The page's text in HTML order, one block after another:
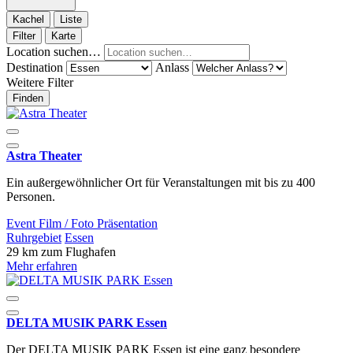
Kachel
Liste
Filter
Karte
Location suchen…
Destination
Anlass
Weitere Filter
Finden
Astra Theater
Ein außergewöhnlicher Ort für Veranstaltungen mit bis zu 400
Personen.
Event Film / Foto Präsentation
Ruhrgebiet Essen
29 km zum Flughafen
Mehr erfahren
DELTA MUSIK PARK Essen
Der DELTA MUSIK PARK Essen ist eine ganz besondere